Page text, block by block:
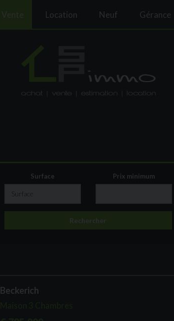
Vente Location Neuf Gérance
Surface Prix minimum
Beckerich